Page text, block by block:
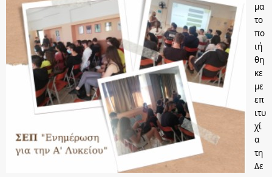
μα
το
πο
ιή
θη
κε
με
επ
ιτυ
χί
α
τη
Δε